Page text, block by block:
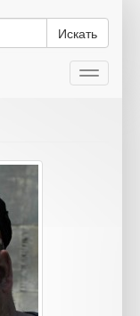
Искать
Toggle